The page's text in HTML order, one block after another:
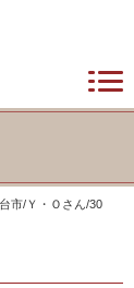
市/Ｙ・Ｏさん/30